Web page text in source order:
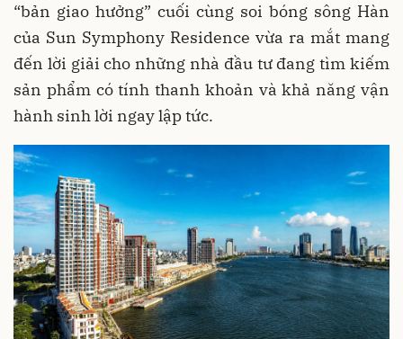
“bản giao hưởng” cuối cùng soi bóng sông Hàn
của Sun Symphony Residence vừa ra mắt mang
đến lời giải cho những nhà đầu tư đang tìm kiếm
sản phẩm có tính thanh khoản và khả năng vận
hành sinh lời ngay lập tức.